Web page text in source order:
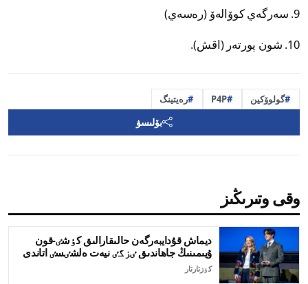
9. سەرگەي كوۆالەۆ (رەسەي)
10. شون پورتەر (اقش).
گولوۆكين P4P رەيتينگ
بۆلىسۋ
وقى وتىرىڭىز
ديماش قۇدايبەرگەن حالىقارالىق كٶشٸ-قون
ۇيىمىنىڭ جاھاندىق ٸزگٸ نيەت ەلشٸسٸ اتاندى
كٶزتارتار